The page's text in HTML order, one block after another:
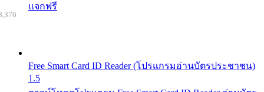
แจกฟรี
Free Smart Card ID Reader (โปรแกรมอ่านบัตรประชาชน)
1.5